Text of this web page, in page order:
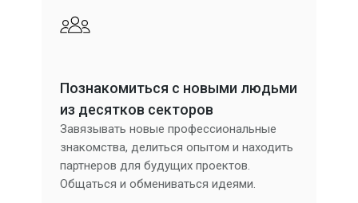
Познакомиться с новыми людьми
из десятков секторов
Завязывать новые профессиональные
знакомства, делиться опытом и находить
партнеров для будущих проектов.
Общаться и обмениваться идеями.